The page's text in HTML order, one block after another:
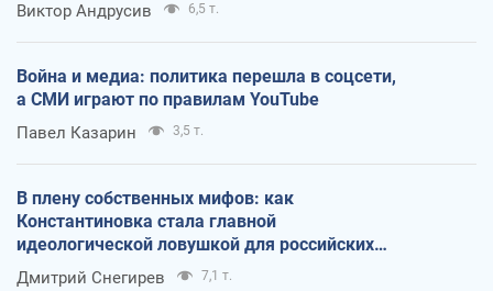
Виктор Андрусив 6,5 т.
Война и медиа: политика перешла в соцсети,
а СМИ играют по правилам YouTube
Павел Казарин 3,5 т.
В плену собственных мифов: как
Константиновка стала главной
идеологической ловушкой для российских
оккупантов
Дмитрий Снегирев 7,1 т.